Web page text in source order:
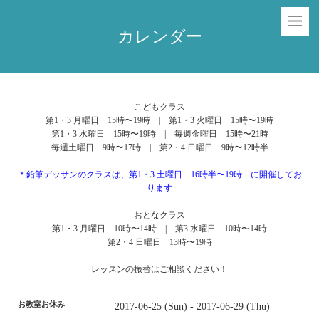
カレンダー
こどもクラス
第1・3 月曜日 15時〜19時 | 第1・3 火曜日 15時〜19時
第1・3 水曜日 15時〜19時 | 毎週金曜日 15時〜21時
毎週土曜日 9時〜17時 | 第2・4 日曜日 9時〜12時半
＊鉛筆デッサンのクラスは、第1・3 土曜日 16時半〜19時 に開催してお
ります
おとなクラス
第1・3 月曜日 10時〜14時 | 第3 水曜日 10時〜14時
第2・4 日曜日 13時〜19時
レッスンの振替はご相談ください！
お教室お休み 2017-06-25 (Sun) - 2017-06-29 (Thu)